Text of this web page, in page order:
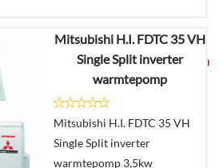
€5.861,24
€3.079,00
Mitsubishi H.I. FDTC 35 VH
Single Split inverter
warmtepomp
Mitsubishi H.I. FDTC 35 VH
Single Split inverter
warmtepomp 3,5kw